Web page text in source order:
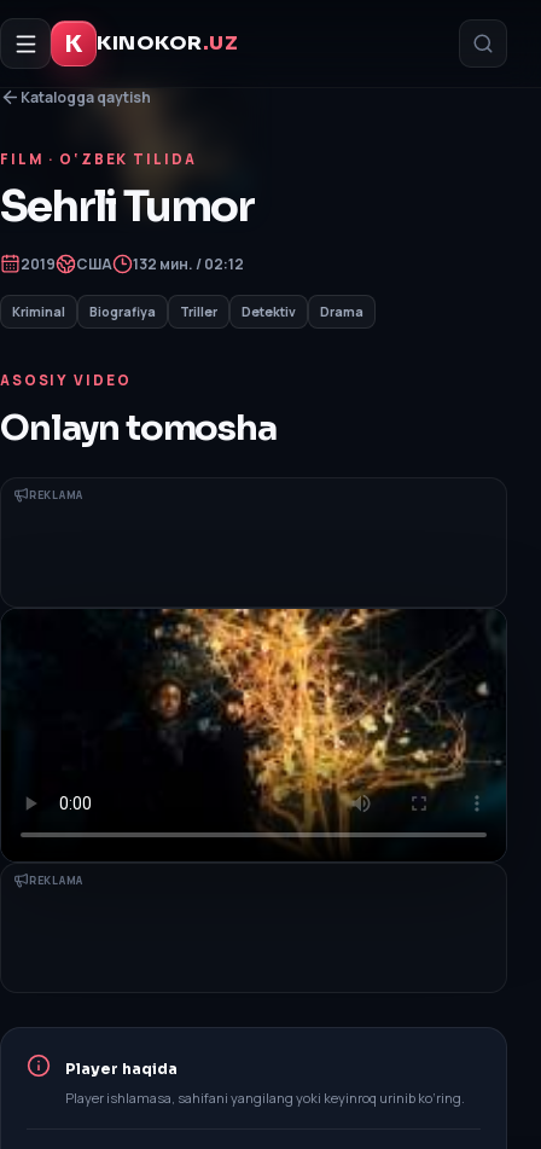
K KINOKOR.UZ
Katalogga qaytish
FILM · O‘ZBEK TILIDA
Sehrli Tumor
2019 США 132 мин. / 02:12
Kriminal Biografiya Triller Detektiv Drama
ASOSIY VIDEO
Onlayn tomosha
REKLAMA
REKLAMA
Player haqida
Player ishlamasa, sahifani yangilang yoki keyinroq urinib ko‘ring.